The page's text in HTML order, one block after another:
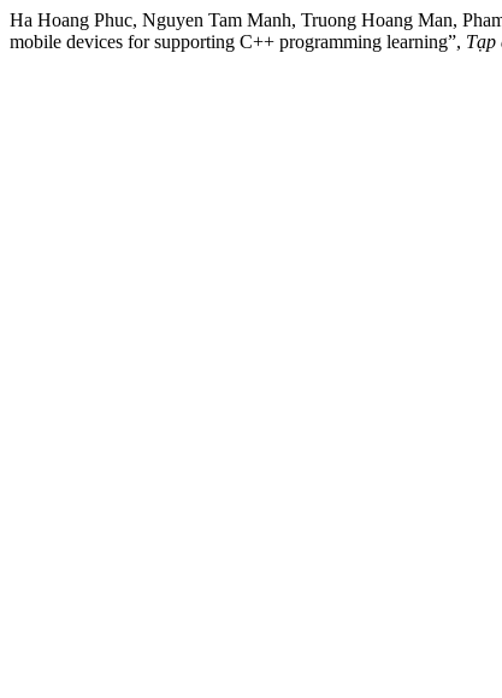
Ha Hoang Phuc, Nguyen Tam Manh, Truong Hoang Man,
mobile devices for supporting C++ programming learning”, Tạp